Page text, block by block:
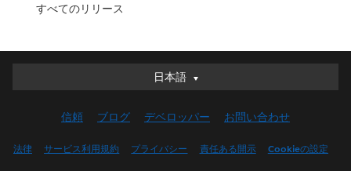
すべてのリリース
日本語
日本語
English (UK)
信頼 ブログ デベロッパー お問い合わせ
法律 サービス利用規約 プライバシー 責任ある開示 Cookieの設定